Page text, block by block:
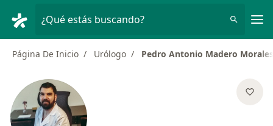
¿Qué estás buscando?
Página De Inicio Urólogo Pedro Antonio Madero Morales